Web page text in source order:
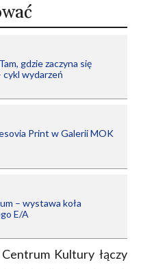
gdzie zaczyna się
cykl wydarzeń
Print w Galerii MOK
– wystawa koła
E/A
Kultury łączy